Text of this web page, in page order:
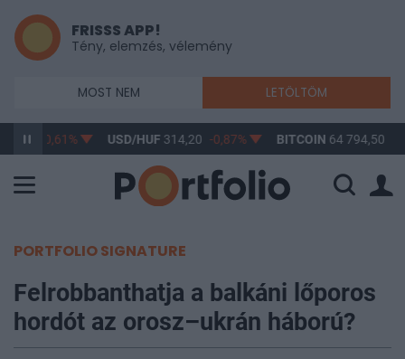
FRISSS APP!
Tény, elemzés, vélemény
MOST NEM LETÖLTÖM
-0,61% USD/HUF314,20 -0,87% BITCOIN64 794,50
PORTFOLIO SIGNATURE
Felrobbanthatja a balkáni lőporos
hordót az orosz–ukrán háború?